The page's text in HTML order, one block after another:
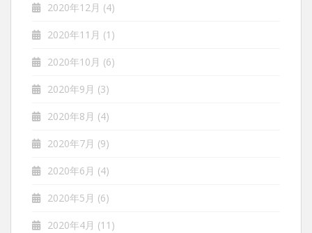
2020年12月 (4)
2020年11月 (1)
2020年10月 (6)
2020年9月 (3)
2020年8月 (4)
2020年7月 (9)
2020年6月 (4)
2020年5月 (6)
2020年4月 (11)